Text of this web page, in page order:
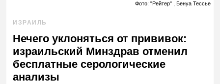
Фото: "Рейтер" , Бенуа Тессье
ИЗРАИЛЬ
Нечего уклоняться от прививок:
израильский Минздрав отменил
бесплатные серологические
анализы